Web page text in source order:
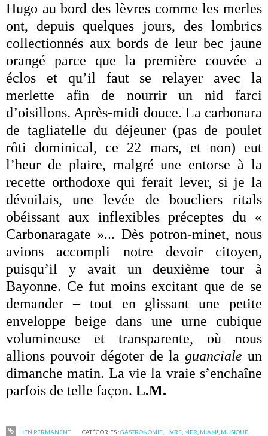
Hugo au bord des lèvres comme les merles
ont, depuis quelques jours, des lombrics
collectionnés aux bords de leur bec jaune
orangé parce que la première couvée a
éclos et qu’il faut se relayer avec la
merlette afin de nourrir un nid farci
d’oisillons. Après-midi douce. La carbonara
de tagliatelle du déjeuner (pas de poulet
rôti dominical, ce 22 mars, et non) eut
l’heur de plaire, malgré une entorse à la
recette orthodoxe qui ferait lever, si je la
dévoilais, une levée de boucliers ritals
obéissant aux inflexibles préceptes du «
Carbonaragate »... Dès potron-minet, nous
avions accompli notre devoir citoyen,
puisqu’il y avait un deuxième tour à
Bayonne. Ce fut moins excitant que de se
demander – tout en glissant une petite
enveloppe beige dans une urne cubique
volumineuse et transparente, où nous
allions pouvoir dégoter de la guanciale un
dimanche matin. La vie la vraie s’enchaîne
parfois de telle façon. L.M.
LIEN PERMANENT CATÉGORIES :GASTRONOMIE, LIVRE, MER MIAM! MUSIQUE,